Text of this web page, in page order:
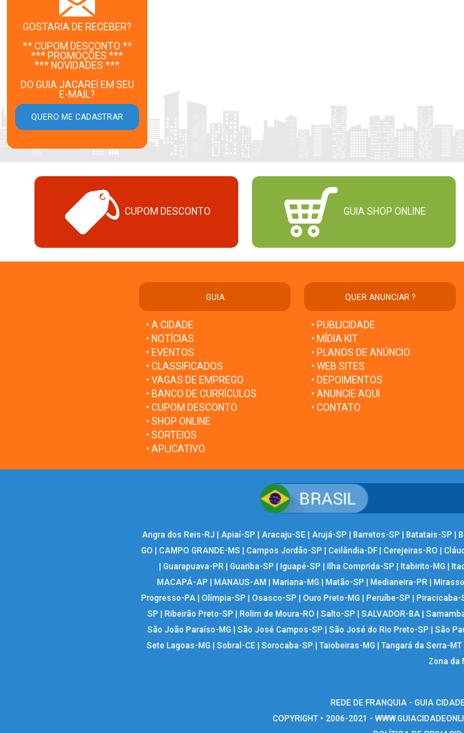
GOSTARIA DE RECEBER?
** CUPOM DESCONTO **
*** PROMOÇÕES ***
*** NOVIDADES ***
DO GUIA JACAREÍ EM SEU
E-MAIL?
CUPOM DESCONTO GUIA SHOP ONLINE
GUIA
• A CIDADE
• NOTÍCIAS
• EVENTOS
• CLASSIFICADOS
• VAGAS DE EMPREGO
• BANCO DE CURRÍCULOS
• CUPOM DESCONTO
• SHOP ONLINE
• SORTEIOS
• APLICATIVO
QUER ANUNCIAR ?
• PUBLICIDADE
• MÍDIA KIT
• PLANOS DE ANÚNCIO
• WEB SITES
• DEPOIMENTOS
• ANUNCIE AQUI
• CONTATO
Angra dos Reis-RJ | Apiaí-SP | Aracaju-SE | Arujá-SP | Barretos-SP | Batatais-SP |
GO | CAMPO GRANDE-MS | Campos Jordão-SP | Ceilândia-DF | Cerejeiras-RO |
| Guarapuava-PR | Guariba-SP | Iguapé-SP | Ilha Comprida-SP | Itabirito-MG |
MACAPÁ-AP | MANAUS-AM | Mariana-MG | Matão-SP | Medianeira-PR |
Progresso-PA| Olímpia-SP | Osasco-SP | Ouro Preto-MG | Peruíbe-SP | Piracicaba-
SP | Ribeirão Preto-SP | Rolim de Moura-RO | Salto-SP | SALVADOR-BA|
São João Paraíso-MG | São José Campos-SP | São José do Rio Preto-SP | São
Sete Lagoas-MG | Sobral-CE| Sorocaba-SP | Taiobeiras-MG | Tangará da Serra-MT
Zona da
REDE DE FRANQUIA - GUIA
COPYRIGHT • 2006-2021 -